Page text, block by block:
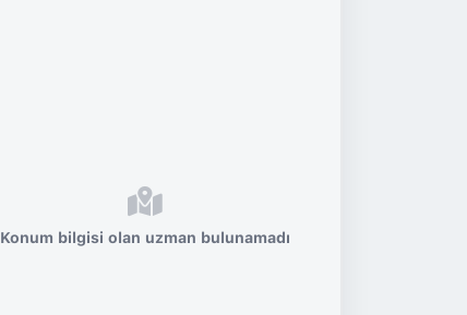
Konum bilgisi olan uzman bulunamadı